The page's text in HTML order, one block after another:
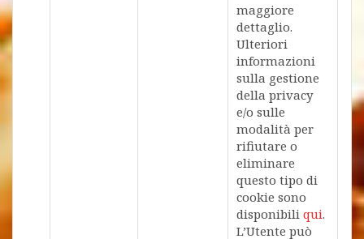
maggiore
dettaglio.
Ulteriori
informazioni
sulla gestione
della privacy
e/o sulle
modalità per
rifiutare o
eliminare
questo tipo di
cookie sono
disponibili qui.
L’Utente può